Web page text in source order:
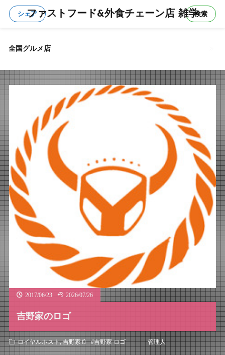
ファストフード&外食チェーン店 雑学
シェア 検索
全国グルメ店
2017/06/23 2026/07/26
吉野家のロゴ
ロイヤルホスト,吉野家 #吉野家 ロゴ 管理人